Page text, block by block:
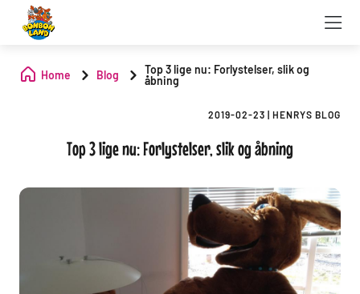
Home Blog
Top 3 lige nu: Forlystelser, slik og
åbning
2019-02-23 HENRYS BLOG
Top 3 lige nu: Forlystelser, slik og åbning